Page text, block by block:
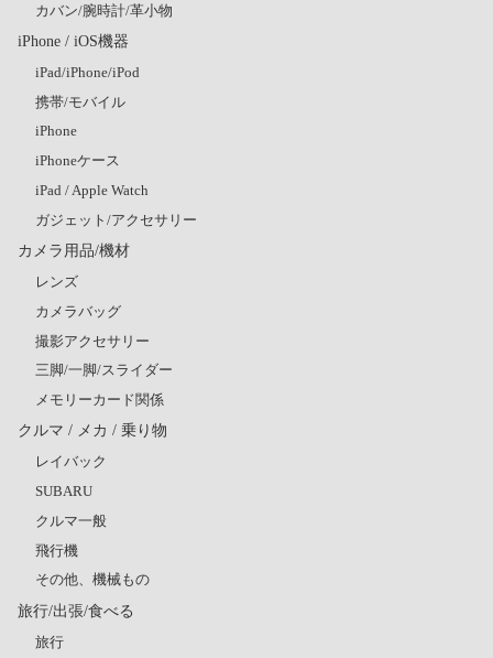
カバン/腕時計/革小物
iPhone / iOS機器
iPad/iPhone/iPod
携帯/モバイル
iPhone
iPhoneケース
iPad / Apple Watch
ガジェット/アクセサリー
カメラ用品/機材
レンズ
カメラバッグ
撮影アクセサリー
三脚/一脚/スライダー
メモリーカード関係
クルマ / メカ / 乗り物
レイバック
SUBARU
クルマ一般
飛行機
その他、機械もの
旅行/出張/食べる
旅行